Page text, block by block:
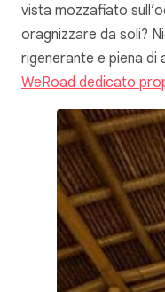
vista mozzafiato
oragnizzare da soli?
rigenerante e piena di
WeRoad dedicato